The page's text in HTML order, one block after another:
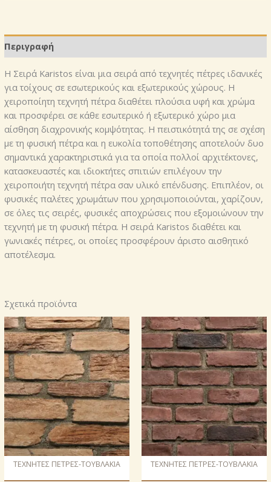
Περιγραφή
Η Σειρά Karistos είναι μια σειρά από τεχνητές πέτρες ιδανικές
για τοίχους σε εσωτερικούς και εξωτερικούς χώρους. Η
χειροποίητη τεχνητή πέτρα διαθέτει πλούσια υφή και χρώμα
και προσφέρει σε κάθε εσωτερικό ή εξωτερικό χώρο μια
αίσθηση διαχρονικής κομψότητας. H πειστικότητά της σε σχέση
με τη φυσική πέτρα και η ευκολία τοποθέτησης αποτελούν δυο
σημαντικά χαρακτηριστικά για τα οποία πολλοί αρχιτέκτονες,
κατασκευαστές και ιδιοκτήτες σπιτιών επιλέγουν την
χειροποιήτη τεχνητή πέτρα σαν υλικό επένδυσης. Επιπλέον, οι
φυσικές παλέτες χρωμάτων που χρησιμοποιούνται, χαρίζουν,
σε όλες τις σειρές, φυσικές αποχρώσεις που εξομοιώνουν την
τεχνητή με τη φυσική πέτρα. Η σειρά Karistos διαθέτει και
γωνιακές πέτρες, οι οποίες προσφέρουν άριστο αισθητικό
αποτέλεσμα.
Σχετικά προϊόντα
ΤΕΧΝΗΤΕΣ ΠΕΤΡΕΣ-ΤΟΥΒΛΑΚΙΑ ΤΕΧΝΗΤΕΣ ΠΕΤΡΕΣ-ΤΟΥΒΛΑΚΙΑ